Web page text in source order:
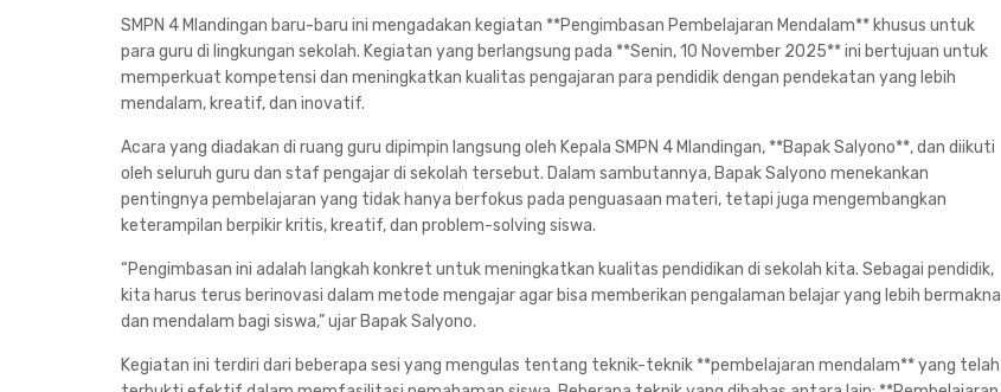
SMPN 4 Mlandingan baru-baru ini mengadakan kegiatan **Pengimbasan Pembelajaran Mendalam** khusus untuk
para guru di lingkungan sekolah. Kegiatan yang berlangsung pada **Senin, 10 November 2025** ini bertujuan untuk
memperkuat kompetensi dan meningkatkan kualitas pengajaran para pendidik dengan pendekatan yang lebih
mendalam, kreatif, dan inovatif.
Acara yang diadakan di ruang guru dipimpin langsung oleh Kepala SMPN 4 Mlandingan, **Bapak Salyono**, dan diikuti
oleh seluruh guru dan staf pengajar di sekolah tersebut. Dalam sambutannya, Bapak Salyono menekankan
pentingnya pembelajaran yang tidak hanya berfokus pada penguasaan materi, tetapi juga mengembangkan
keterampilan berpikir kritis, kreatif, dan problem-solving siswa.
“Pengimbasan ini adalah langkah konkret untuk meningkatkan kualitas pendidikan di sekolah kita. Sebagai pendidik,
kita harus terus berinovasi dalam metode mengajar agar bisa memberikan pengalaman belajar yang lebih bermakna
dan mendalam bagi siswa,” ujar Bapak Salyono.
Kegiatan ini terdiri dari beberapa sesi yang mengulas tentang teknik-teknik **pembelajaran mendalam** yang telah